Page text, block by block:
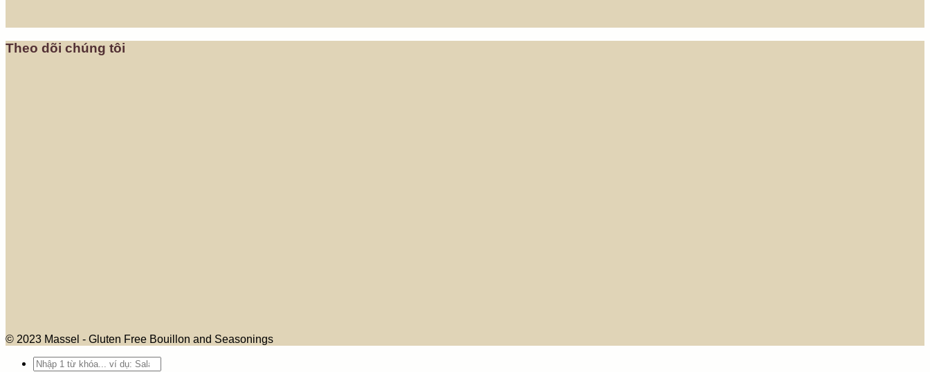
Theo dõi chúng tôi
© 2023 Massel - Gluten Free Bouillon and Seasonings
Search